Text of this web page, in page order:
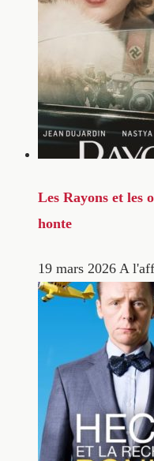
Les Rayons et les
honte
19 mars 2026 A